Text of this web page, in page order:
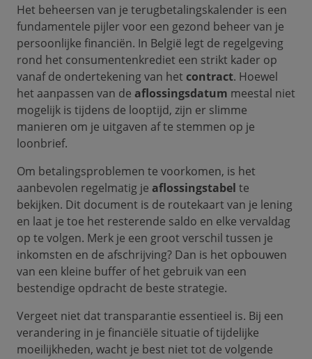
Het beheersen van je terugbetalingskalender is een
fundamentele pijler voor een gezond beheer van je
persoonlijke financiën. In België legt de regelgeving
rond het consumentenkrediet een strikt kader op
vanaf de ondertekening van het contract. Hoewel
het aanpassen van de aflossingsdatum meestal niet
mogelijk is tijdens de looptijd, zijn er slimme
manieren om je uitgaven af te stemmen op je
loonbrief.
Om betalingsproblemen te voorkomen, is het
aanbevolen regelmatig je aflossingstabel te
bekijken. Dit document is de routekaart van je lening
en laat je toe het resterende saldo en elke vervaldag
op te volgen. Merk je een groot verschil tussen je
inkomsten en de afschrijving? Dan is het opbouwen
van een kleine buffer of het gebruik van een
bestendige opdracht de beste strategie.
Vergeet niet dat transparantie essentieel is. Bij een
verandering in je financiële situatie of tijdelijke
moeilijkheden, wacht je best niet tot de volgende